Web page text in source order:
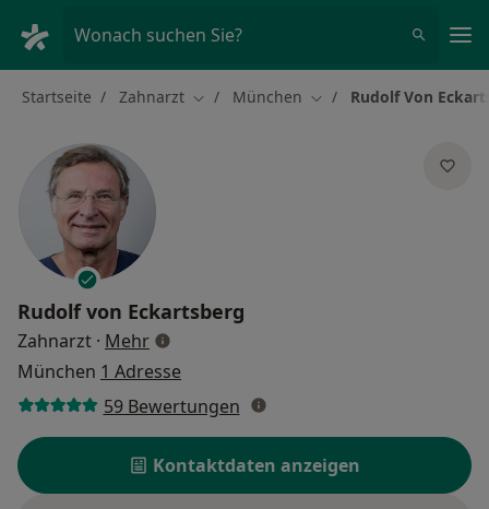
Wonach suchen Sie?
Startseite Zahnarzt Stadt ändern
München Stadt ändern
Rudolf Von
Rudolf von Eckartsberg
Zahnarzt · Mehrüber Spezialisierungen
München 1 Adresse
59 Bewertungen
Kontaktdaten anzeigen